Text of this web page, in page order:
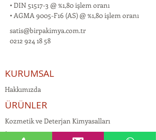
• DIN 51517-3 @ %1,80 işlem oranı
• AGMA 9005-F16 (AS) @ %1,80 işlem oranı
satis@birpakimya.com.tr
0212 924 18 58
KURUMSAL
Hakkımızda
ÜRÜNLER
Kozmetik ve Deterjan Kimyasalları
İnsan Kaynakları